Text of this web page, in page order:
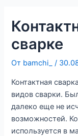
сварке
От bamchi_/
Контактная
видов сварки.
далеко еще не
возможностей.
используется в